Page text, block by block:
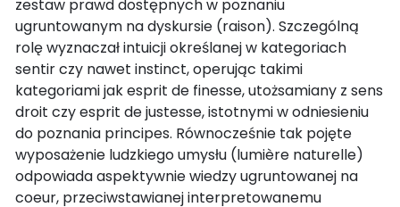
zestaw prawd dostępnych w poznaniu
ugruntowanym na dyskursie (raison). Szczególną
rolę wyznaczał intuicji określanej w kategoriach
sentir czy nawet instinct, operując takimi
kategoriami jak esprit de finesse, utożsamiany z sens
droit czy esprit de justesse, istotnymi w odniesieniu
do poznania principes. Równocześnie tak pojęte
wyposażenie ludzkiego umysłu (lumière naturelle)
odpowiada aspektywnie wiedzy ugruntowanej na
coeur, przeciwstawianej interpretowanemu